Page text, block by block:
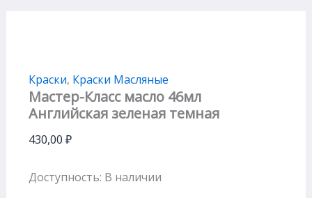
Краски, Краски Масляные
Мастер-Класс масло 46мл
Английская зеленая темная
430,00 ₽
Доступность: В наличии